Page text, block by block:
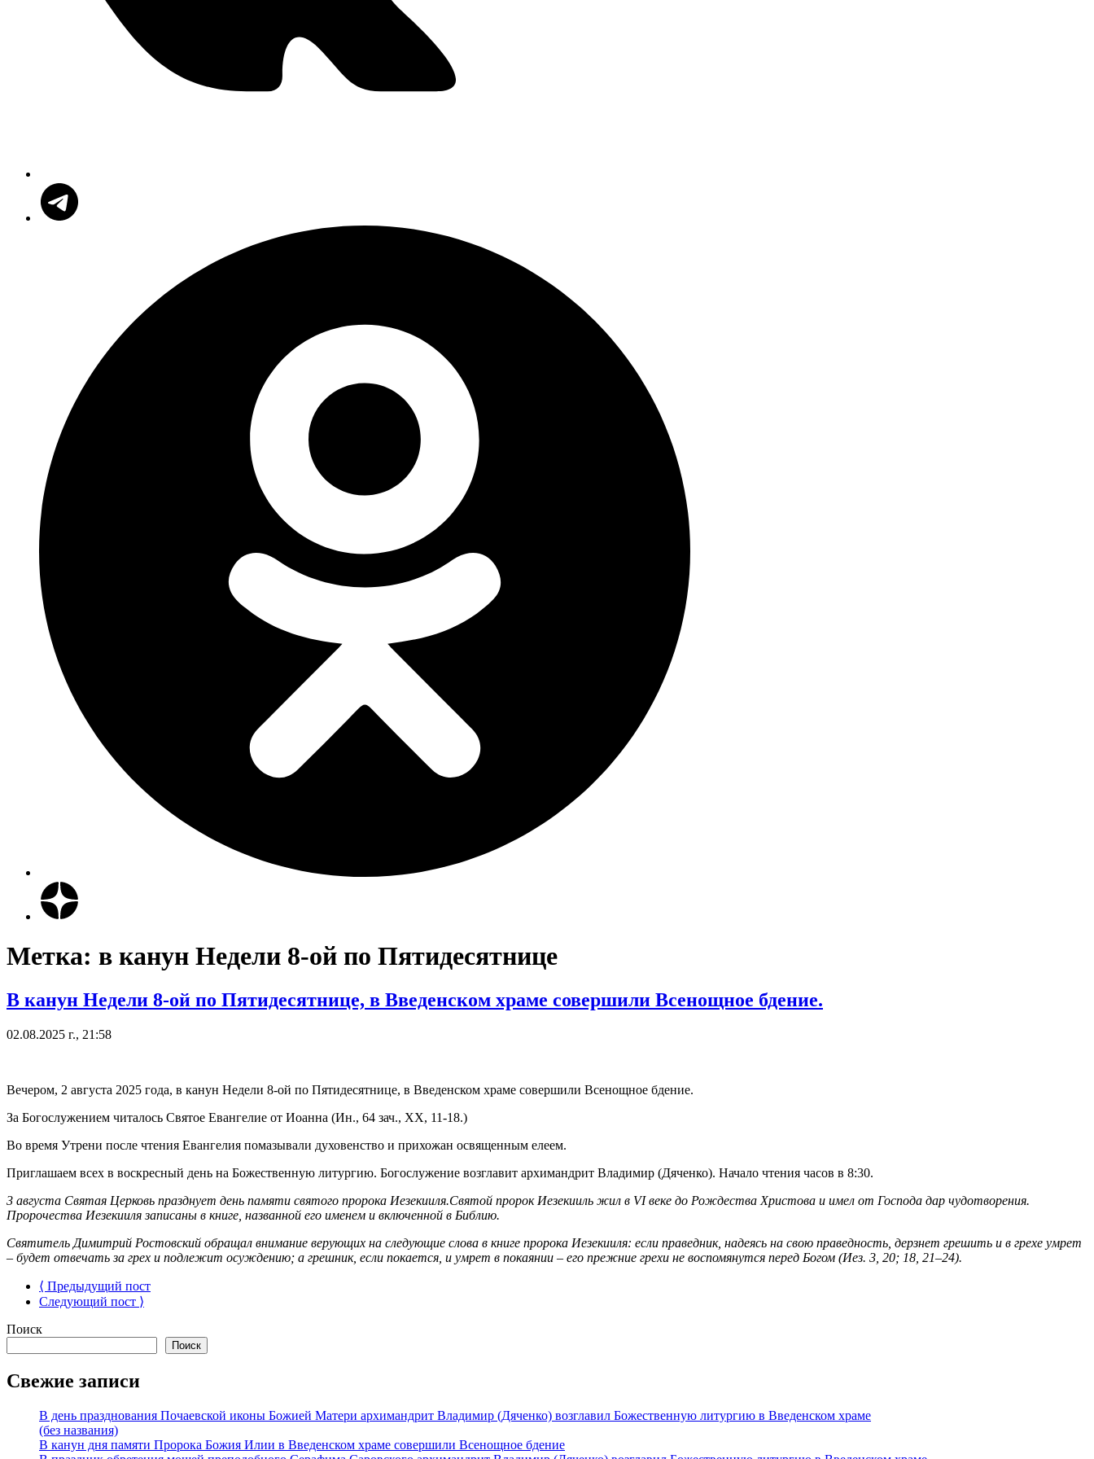
Метка: в канун Недели 8-ой по Пятидесятнице
В канун Недели 8-ой по Пятидесятнице, в Введенском храме совершили Всенощное бдение.
02.08.2025 г., 21:58
Вечером, 2 августа 2025 года, в канун Недели 8-ой по Пятидесятнице, в Введенском храме совершили Всенощное бдение.
За Богослужением читалось Святое Евангелие от Иоанна (Ин., 64 зач., XX, 11-18.)
Во время Утрени после чтения Евангелия помазывали духовенство и прихожан освященным елеем.
Приглашаем всех в воскресный день на Божественную литургию. Богослужение возглавит архимандрит Владимир (Дяченко). Начало чтения часов в 8:30.
3 августа Святая Церковь празднует день памяти святого пророка Иезекииля.Святой пророк Иезекииль жил в VI веке до Рождества Христова и имел от Господа дар чудотворения.
Пророчества Иезекииля записаны в книге, названной его именем и включенной в Библию.
Святитель Димитрий Ростовский обращал внимание верующих на следующие слова в книге пророка Иезекииля: если праведник, надеясь на свою праведность, дерзнет грешить и в грехе умрет
– будет отвечать за грех и подлежит осуждению; а грешник, если покается, и умрет в покаянии – его прежние грехи не воспомянутся перед Богом (Иез. 3, 20; 18, 21–24).
⟨ Предыдущий пост
Следующий пост ⟩
Поиск
Поиск
Свежие записи
В день празднования Почаевской иконы Божией Матери архимандрит Владимир (Дяченко) возглавил Божественную литургию в Введенском храме
(без названия)
В канун дня памяти Пророка Божия Илии в Введенском храме совершили Всенощное бдение